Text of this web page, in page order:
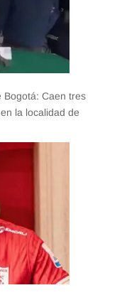
Bogotá: Caen tres
la localidad de